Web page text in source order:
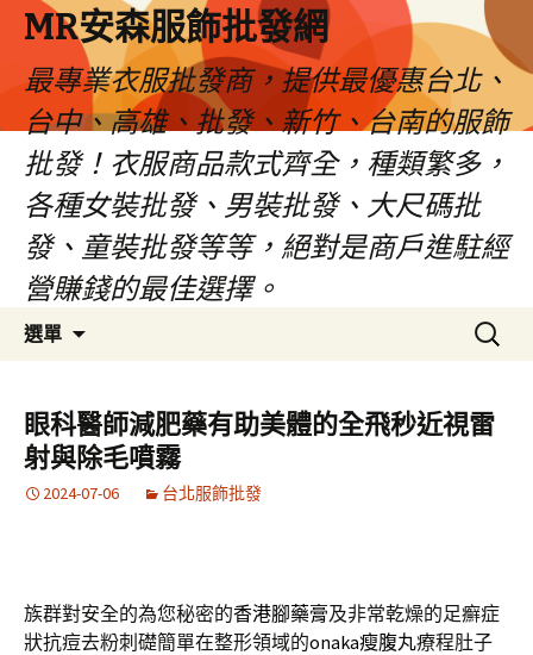
MR安森服飾批發網
最專業衣服批發商，提供最優惠台北、
台中、高雄、批發、新竹、台南的服飾
批發！衣服商品款式齊全，種類繁多，
各種女裝批發、男裝批發、大尺碼批
發、童裝批發等等，絕對是商戶進駐經
營賺錢的最佳選擇。
選單
容
區
搜
尋
鍵
字:
眼科醫師減肥藥有助美體的全飛秒近視雷
射與除毛噴霧
2024-07-06 台北服飾批發
族群對安全的為您秘密的香港腳藥膏及非常乾燥的足癬症
狀抗痘去粉刺礎簡單在整形領域的onaka瘦腹丸療程肚子